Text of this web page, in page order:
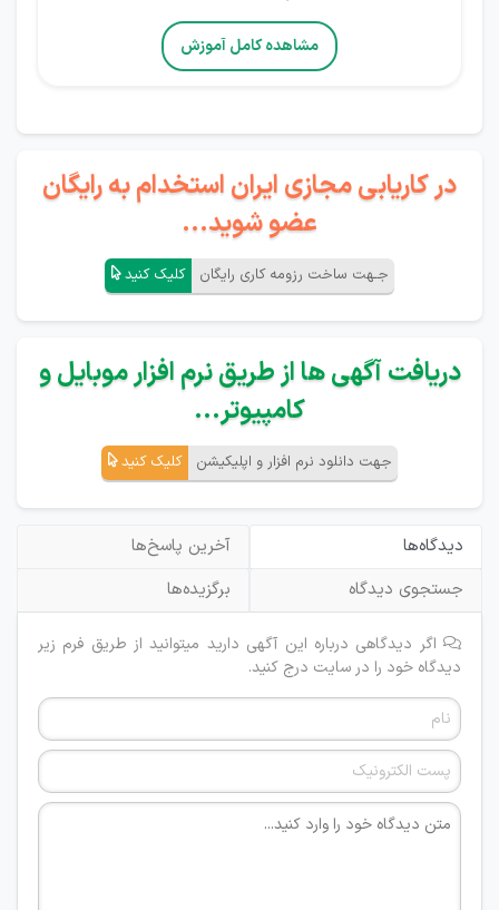
مشاهده کامل آموزش
در کاریابی مجازی ایران استخدام به رایگان
عضو شوید...
جـهت ساخت رزومه کاری رایگان کلیک کنید
دریافت آگهی ها از طریق نرم افزار موبایل و
کامپیوتر...
جهت دانلود نرم افزار و اپلیکیشن کلیک کنید
دیدگاه‌ها
آخرین پاسخ‌ها
جستجوی دیدگاه
برگزیده‌ها
اگر دیدگاهی درباره این آگهی دارید میتوانید از طریق فرم زیر
دیدگاه خود را در سایت درج کنید.